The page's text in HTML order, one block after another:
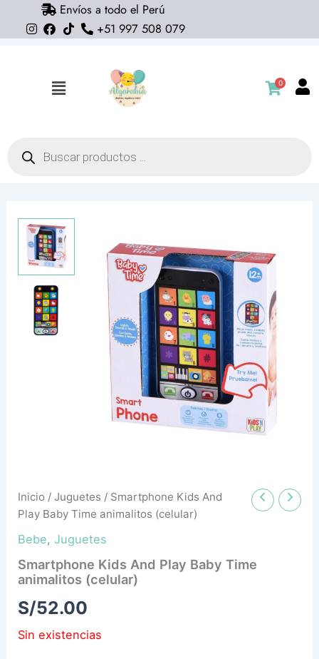
Envíos a todo el Perú
+51 997 508 079
Flyout
0
productos
Inicio /Juguetes / Smartphone Kids And
Play Baby Time animalitos (celular)
Bebe,Juguetes
Smartphone Kids And Play Baby Time
animalitos (celular)
S/52.00
Sin existencias